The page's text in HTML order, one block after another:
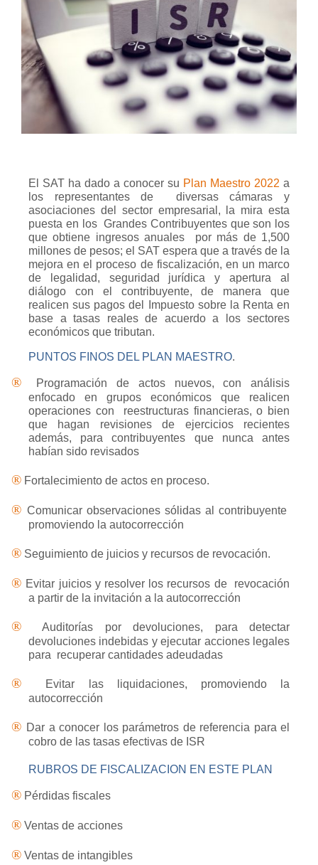
El SAT ha dado a conocer su Plan Maestro 2022 a
los representantes de diversas cámaras y
asociaciones del sector empresarial, la mira esta
puesta en los Grandes Contribuyentes que son los
que obtiene ingresos anuales
por más de 1,500
millones de pesos; el SAT espera que a través de la
mejora en el proceso de fiscalización, en un marco
de legalidad, seguridad jurídica y apertura al
diálogo con el contribuyente, de manera que
realicen sus pagos del Impuesto sobre la Renta en
base a tasas reales de acuerdo a los sectores
económicos que tributan.
PUNTOS FINOS DEL PLAN MAESTRO.
®
Programación de actos nuevos, con análisis
enfocado en grupos económicos que realicen
operaciones con reestructuras financieras, o bien
que hagan revisiones de ejercicios recientes
además, para contribuyentes que nunca antes
habían sido revisados
® Fortalecimiento de actos en proceso.
® Comunicar observaciones sólidas al contribuyente
promoviendo la autocorrección
® Seguimiento de juicios y recursos de revocación.
® Evitar juicios y resolver los recursos de revocación
a partir de la invitación a la autocorrección
®
Auditorías por devoluciones, para detectar
devoluciones indebidas y ejecutar acciones legales
para recuperar cantidades adeudadas
®
Evitar las liquidaciones, promoviendo la
autocorrección
® Dar a conocer los parámetros de referencia para el
cobro de las tasas efectivas de ISR
RUBROS DE FISCALIZACION EN ESTE PLAN
® Pérdidas fiscales
® Ventas de acciones
® Ventas de intangibles